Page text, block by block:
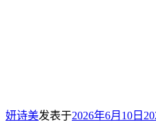
妍诗美发表于2026年6月10日